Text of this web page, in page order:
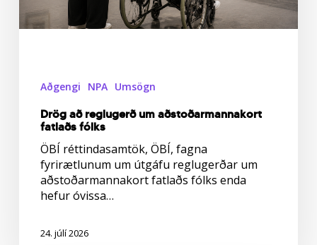
Aðgengi NPA Umsögn
Drög að reglugerð um aðstoðarmannakort
fatlaðs fólks
ÖBÍ réttindasamtök, ÖBÍ, fagna
fyrirætlunum um útgáfu reglugerðar um
aðstoðarmannakort fatlaðs fólks enda
hefur óvissa…
24. júlí 2026